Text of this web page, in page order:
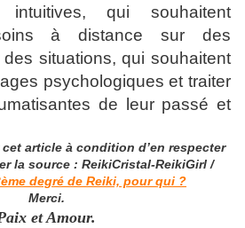
intuitives, qui souhaitent
à distance sur des
situations, qui souhaitent
psychologiques et traiter
de leur passé et
article à condition d’en respecter
la source : ReikiCristal-ReikiGirl /
degré de Reiki, pour qui ?
Merci.
et Amour.